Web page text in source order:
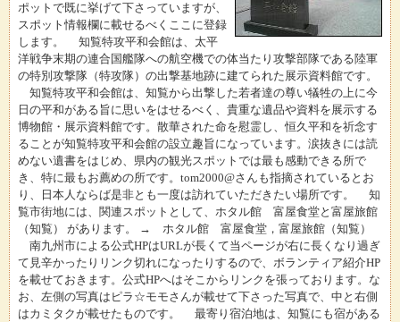
ポットで既に挙げて下さっていますが、
スポット情報欄に載せるべくここに登録
します。 知覧特攻平和会館は、太平
洋戦争末期の連合国艦隊への航空機での体当たり攻撃部隊である陸軍
の特別攻撃隊（特攻隊）の出撃基地跡に建てられた展示資料館です。
知覧特攻平和会館は、知覧から出撃した若者達の尊い犠牲の上に今
日の平和がある旨に思いをはせるべく、貴重な遺品や資料を展示する
博物館・展示資料館です。散華された命を慰霊し、恒久平和を祈念す
ることが知覧特攻平和会館の設立趣旨になっています。涙抜きには読
めない遺書をはじめ、県内の観光スポットでは最も感動できる所で
き、特に最もお薦めの所です。tom2000@さんも指摘されているとお
り、日本人ならば是非とも一度は訪れていただきたい場所です。 知
覧市街地には、関連スポットとして、ホタル館 富屋食堂と富屋旅館
（知覧） があります。 → ホタル館 富屋食堂，富屋旅館（知覧）
南九州市による公式HPはURLが長くて当ページが右に長くなり過ぎ
て見辛かったりリンク切れになったりするので、ボランティア紹介HP
を載せておきます。公式HPへはそこからリンクを張っております。な
お、左側の写真はピラ☆モモさんが載せて下さった写真で、中と右側
はカミタクが載せたものです。 最寄り宿泊地は、知覧にも宿がある